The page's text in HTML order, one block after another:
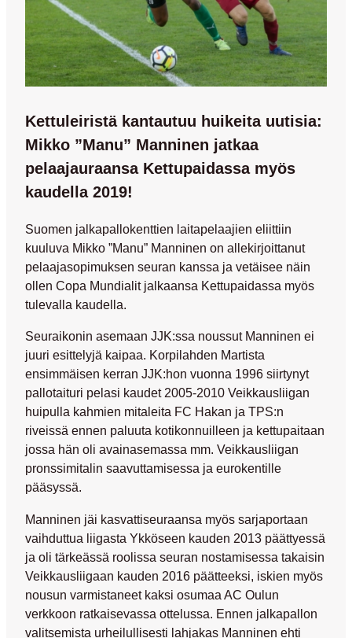
Kettuleiristä kantautuu huikeita uutisia:
Mikko ”Manu” Manninen jatkaa
pelaajauraansa Kettupaidassa myös
kaudella 2019!
Suomen jalkapallokenttien laitapelaajien eliittiin
kuuluva Mikko ”Manu” Manninen on allekirjoittanut
pelaajasopimuksen seuran kanssa ja vetäisee näin
ollen Copa Mundialit jalkaansa Kettupaidassa myös
tulevalla kaudella.
Seuraikonin asemaan JJK:ssa noussut Manninen ei
juuri esittelyjä kaipaa. Korpilahden Martista
ensimmäisen kerran JJK:hon vuonna 1996 siirtynyt
pallotaituri pelasi kaudet 2005-2010 Veikkausliigan
huipulla kahmien mitaleita FC Hakan ja TPS:n
riveissä ennen paluuta kotikonnuilleen ja kettupaitaan
jossa hän oli avainasemassa mm. Veikkausliigan
pronssimitalin saavuttamisessa ja eurokentille
pääsyssä.
Manninen jäi kasvattiseuraansa myös sarjaportaan
vaihduttua liigasta Ykköseen kauden 2013 päättyessä
ja oli tärkeässä roolissa seuran nostamisessa takaisin
Veikkausliigaan kauden 2016 päätteeksi, iskien myös
nousun varmistaneet kaksi osumaa AC Oulun
verkkoon ratkaisevassa ottelussa. Ennen jalkapallon
valitsemista urheilullisesti lahjakas Manninen ehti